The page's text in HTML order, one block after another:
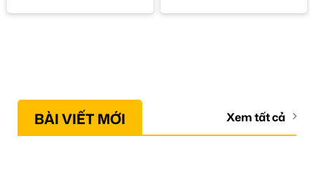
BÀI VIẾT MỚI Xem tất cả